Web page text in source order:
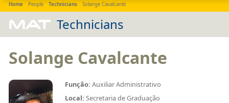
Home People Technicians Solange Cavalcante
MAT Technicians
Solange Cavalcante
Função: Auxiliar Administrativo
Local: Secretaria de Graduação